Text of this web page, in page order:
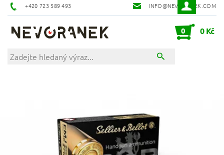
+420 723 589 493 INFO@NEVORANEK.COM
0 0 Kč